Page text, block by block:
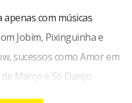
com músicas
Jobim, Pixinguinha e
sucessos como Amor em
Março e Só Danço